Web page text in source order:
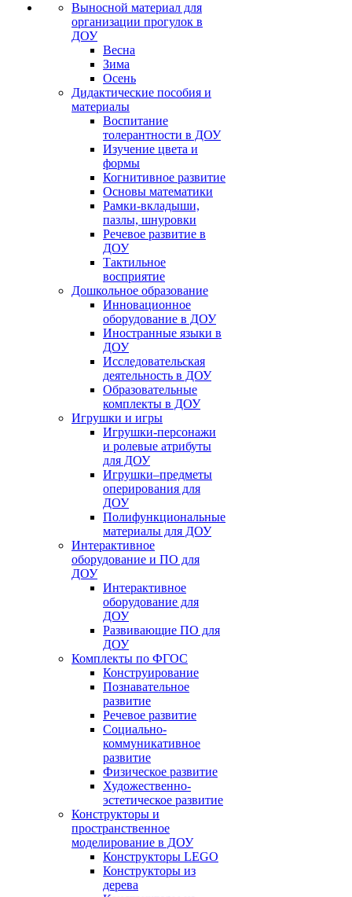
Выносной материал для
организации прогулок в
ДОУ
Весна
Зима
Осень
Дидактические пособия и
материалы
Воспитание
толерантности в ДОУ
Изучение цвета и
формы
Когнитивное развитие
Основы математики
Рамки-вкладыши,
пазлы, шнуровки
Речевое развитие в
ДОУ
Тактильное
восприятие
Дошкольное образование
Инновационное
оборудование в ДОУ
Иностранные языки в
ДОУ
Исследовательская
деятельность в ДОУ
Образовательные
комплекты в ДОУ
Игрушки и игры
Игрушки-персонажи
и ролевые атрибуты
для ДОУ
Игрушки–предметы
оперирования для
ДОУ
Полифункциональные
материалы для ДОУ
Интерактивное
оборудование и ПО для
ДОУ
Интерактивное
оборудование для
ДОУ
Развивающие ПО для
ДОУ
Комплекты по ФГОС
Конструирование
Познавательное
развитие
Речевое развитие
Социально-
коммуникативное
развитие
Физическое развитие
Художественно-
эстетическое развитие
Конструкторы и
пространственное
моделирование в ДОУ
Конструкторы LEGO
Конструкторы из
дерева